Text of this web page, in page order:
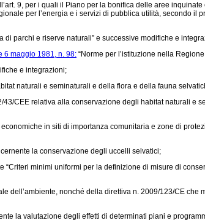
9, per i quali il Piano per la bonifica delle aree
per l’energia e i servizi di pubblica utilità, secondo il
di parchi e riserve naturali” e successive modifiche e
6 maggio 1981, n. 98: “Norme per l’istituzione nella
e integrazioni;
naturali e seminaturali e della flora e della fauna
43/CEE relativa alla conservazione degli habitat naturali e
in siti di importanza comunitaria e zone di
la conservazione degli uccelli selvatici;
minimi uniformi per la definizione di misure di
dell’ambiente, nonché della direttiva n. 2009/123/CE che
la valutazione degli effetti di determinati piani e